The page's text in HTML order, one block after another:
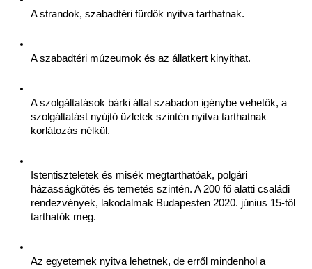
A strandok, szabadtéri fürdők nyitva tarthatnak.
A szabadtéri múzeumok és az állatkert kinyithat.
A szolgáltatások bárki által szabadon igénybe vehetők, a
szolgáltatást nyújtó üzletek szintén nyitva tarthatnak
korlátozás nélkül.
Istentiszteletek és misék megtarthatóak, polgári
házasságkötés és temetés szintén. A 200 fő alatti családi
rendezvények, lakodalmak Budapesten 2020. június 15-től
tarthatók meg.
Az egyetemek nyitva lehetnek, de erről mindenhol a